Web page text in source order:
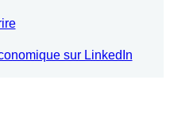
sur LinkedIn